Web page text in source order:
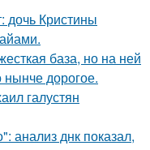
дочь Кристины
база, но на ней
нынче дорогое.
галустян
анализ днк показал,